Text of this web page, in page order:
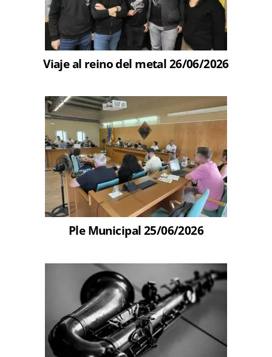
Viaje al reino del metal 26/06/2026
Ple Municipal 25/06/2026